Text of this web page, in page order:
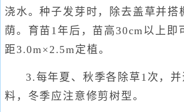
浇水。种子发芽时，除去盖草并搭
荫。育苗1年后，苗高30cm以上即
距3.0m×2.5m定植。
3.每年夏、秋季各除草1次，
料，冬季应注意修剪树型。